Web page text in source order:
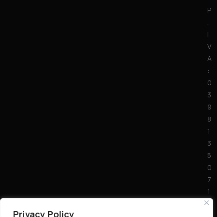
Privacy Policy
P
.
I
V
A
:
0
3
9
8
1
3
5
0
7
1
7